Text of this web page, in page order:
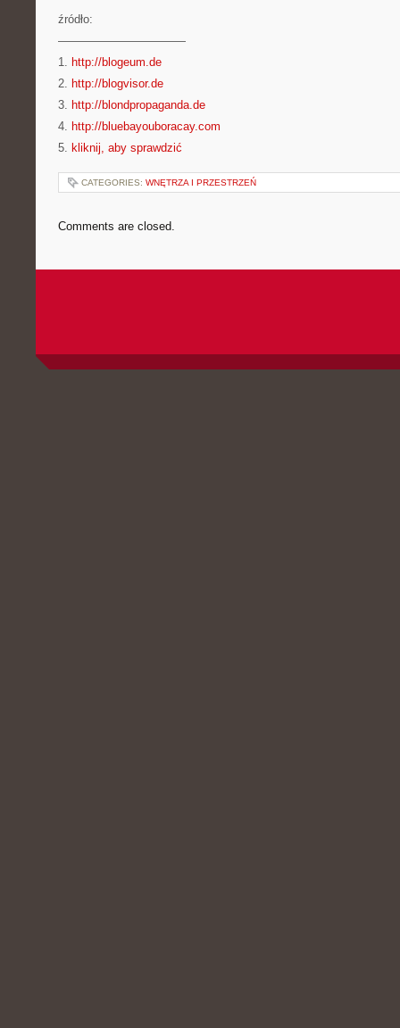
źródło:
———————————
1. http://blogeum.de
2. http://blogvisor.de
3. http://blondpropaganda.de
4. http://bluebayouboracay.com
5. kliknij, aby sprawdzić
CATEGORIES: WNĘTRZA I PRZESTRZEŃ
Comments are closed.